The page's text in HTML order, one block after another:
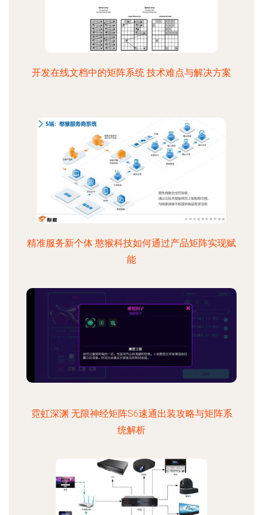
开发在线文档中的矩阵系统 技术难点与解决方案
精准服务新个体 憨猴科技如何通过产品矩阵实现赋
能
霓虹深渊 无限神经矩阵S6速通出装攻略与矩阵系
统解析